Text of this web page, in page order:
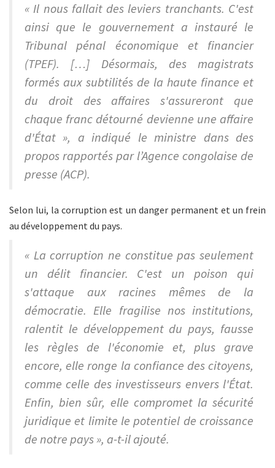
« Il nous fallait des leviers tranchants. C'est
ainsi que le gouvernement a instauré le
Tribunal pénal économique et financier
(TPEF). […] Désormais, des magistrats
formés aux subtilités de la haute finance et
du droit des affaires s'assureront que
chaque franc détourné devienne une affaire
d'État », a indiqué le ministre dans des
propos rapportés par l’Agence congolaise de
presse (ACP).
Selon lui, la corruption est un danger permanent et un frein
au développement du pays.
« La corruption ne constitue pas seulement
un délit financier. C'est un poison qui
s'attaque aux racines mêmes de la
démocratie. Elle fragilise nos institutions,
ralentit le développement du pays, fausse
les règles de l'économie et, plus grave
encore, elle ronge la confiance des citoyens,
comme celle des investisseurs envers l'État.
Enfin, bien sûr, elle compromet la sécurité
juridique et limite le potentiel de croissance
de notre pays », a-t-il ajouté.